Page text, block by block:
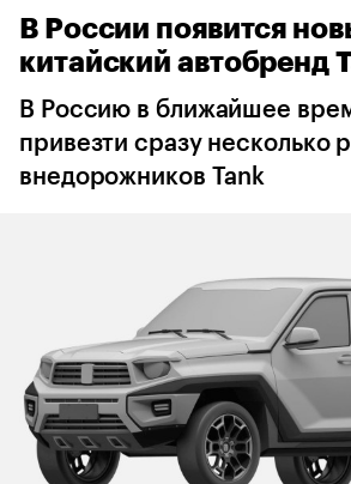
Voyah Geely
В России появится
китайский автобренд
В Россию в ближайшее
привезти сразу несколько
внедорожников Tank